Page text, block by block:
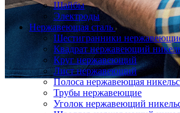
Шайбы
Электроды
Нержавеющая сталь
Шестигранники
Квадрат нержавеющий
Круг нержавеющий
Лист нержавеющий
Полоса нержавеющая
Трубы нержавеющие
Уголок нержавеющий